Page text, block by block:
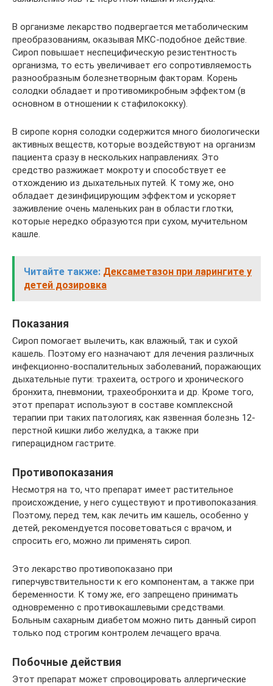
В организме лекарство подвергается метаболическим
преобразованиям, оказывая МКС-подобное действие.
Сироп повышает неспецифическую резистентность
организма, то есть увеличивает его сопротивляемость
разнообразным болезнетворным факторам. Корень
солодки обладает и противомикробным эффектом (в
основном в отношении к стафилококку).
В сиропе корня солодки содержится много биологически
активных веществ, которые воздействуют на организм
пациента сразу в нескольких направлениях. Это
средство разжижает мокроту и способствует ее
отхождению из дыхательных путей. К тому же, оно
обладает дезинфицирующим эффектом и ускоряет
заживление очень маленьких ран в области глотки,
которые нередко образуются при сухом, мучительном
кашле.
Читайте также: Дексаметазон при ларингите у
детей дозировка
Показания
Сироп помогает вылечить, как влажный, так и сухой
кашель. Поэтому его назначают для лечения различных
инфекционно-воспалительных заболеваний, поражающих
дыхательные пути: трахеита, острого и хронического
бронхита, пневмонии, трахеобронхита и др. Кроме того,
этот препарат используют в составе комплексной
терапии при таких патологиях, как язвенная болезнь 12-
перстной кишки либо желудка, а также при
гиперацидном гастрите.
Противопоказания
Несмотря на то, что препарат имеет растительное
происхождение, у него существуют и противопоказания.
Поэтому, перед тем, как лечить им кашель, особенно у
детей, рекомендуется посоветоваться с врачом, и
спросить его, можно ли применять сироп.
Это лекарство противопоказано при
гиперчувствительности к его компонентам, а также при
беременности. К тому же, его запрещено принимать
одновременно с противокашлевыми средствами.
Больным сахарным диабетом можно пить данный сироп
только под строгим контролем лечащего врача.
Побочные действия
Этот препарат может спровоцировать аллергические